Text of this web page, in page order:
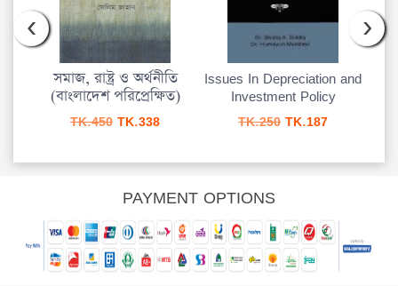
সমাজ, রাষ্ট্র ও অর্থনীতি
(বাংলাদেশ পরিপ্রেক্ষিত)
TK.450 Original
TK.338Current
Issues In Depreciation and
Investment Policy
TK.250 Original
TK.187Current
‹ ›
PAYMENT OPTIONS